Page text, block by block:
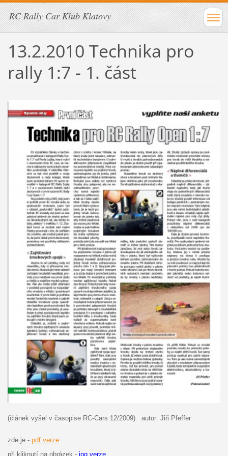
RC Rally Car Klub Klatovy
13.2.2010 Technika pro
rally 1:7 - 1. část
(článek vyšel v časopise RC-Cars 12/2009) autor: Jiři Pfeffer
zde je - pdf verze
při kliknutí na obrázek - jpg verze